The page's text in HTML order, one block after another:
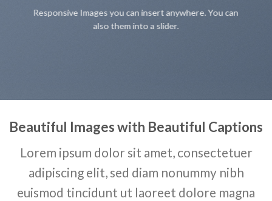
Responsive Images you can insert anywhere. You can
also them into a slider.
Beautiful Images with Beautiful Captions
Lorem ipsum dolor sit amet, consectetuer
adipiscing elit, sed diam nonummy nibh
euismod tincidunt ut laoreet dolore magna